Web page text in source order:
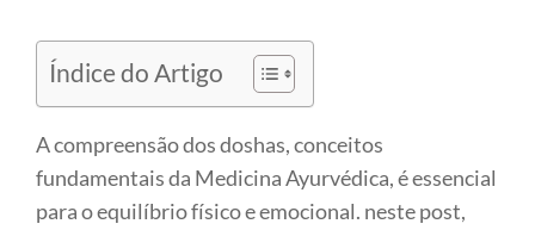
Índice do Artigo
A compreensão dos doshas, conceitos
fundamentais da Medicina Ayurvédica, é essencial
para o equilíbrio físico e emocional. neste post,